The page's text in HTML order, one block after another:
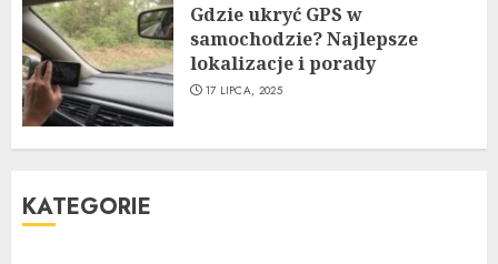
Gdzie ukryć GPS w
samochodzie? Najlepsze
lokalizacje i porady
17 LIPCA, 2025
KATEGORIE